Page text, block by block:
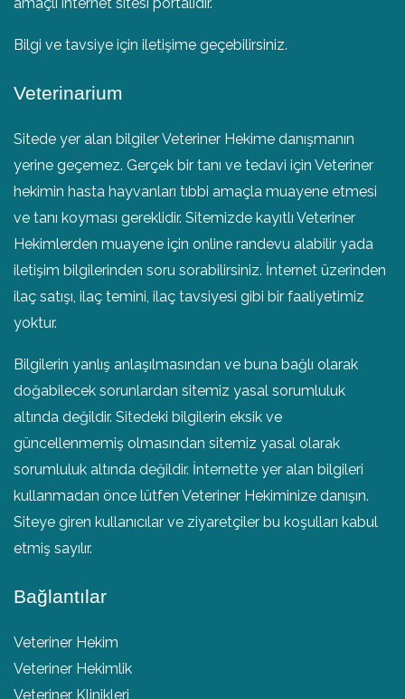
Bilgi ve tavsiye için iletişime geçebilirsiniz.
Veterinarium
Sitede yer alan bilgiler Veteriner Hekime danışmanın
yerine geçemez. Gerçek bir tanı ve tedavi için Veteriner
hekimin hasta hayvanları tıbbi amaçla muayene etmesi
ve tanı koyması gereklidir. Sitemizde kayıtlı Veteriner
Hekimlerden muayene için online randevu alabilir yada
iletişim bilgilerinden soru sorabilirsiniz. İnternet üzerinden
ilaç satışı, ilaç temini, ilaç tavsiyesi gibi bir faaliyetimiz
yoktur.
Bilgilerin yanlış anlaşılmasından ve buna bağlı olarak
doğabilecek sorunlardan sitemiz yasal sorumluluk
altında değildir. Sitedeki bilgilerin eksik ve
güncellenmemiş olmasından sitemiz yasal olarak
sorumluluk altında değildir. İnternette yer alan bilgileri
kullanmadan önce lütfen Veteriner Hekiminize danışın.
Siteye giren kullanıcılar ve ziyaretçiler bu koşulları kabul
etmiş sayılır.
Bağlantılar
Veteriner Hekim
Veteriner Hekimlik
Veteriner Klinikleri